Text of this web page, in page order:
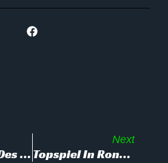
12. Spieltag Des 1.BSC 96 Dill-Katzenfurt E.V.
Next
Topspiel In Ronshausen Für Den 1.BSC 96 Dill Katzenfurt 3